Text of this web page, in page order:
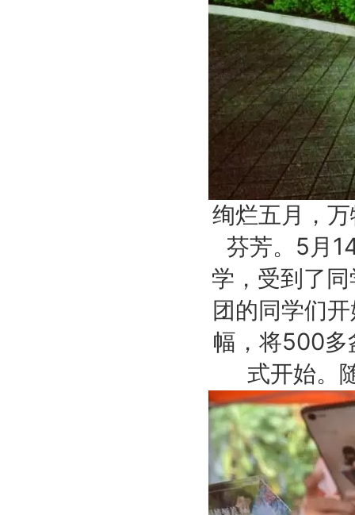
绚烂五月，
芬芳。5月
学，受到了
团的同学们
幅，将500多
式开始。